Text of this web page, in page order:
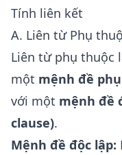
Tính liên kết
A. Liên từ Phụ
Liên từ phụ thuộc
một mệnh đề
với một mệnh đề
clause).
Mệnh đề độc lập: